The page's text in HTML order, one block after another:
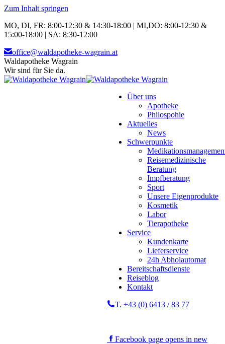
Zum Inhalt springen
MO, DI, FR: 8:00-12:30 & 14:30-18:00 | MI,DO: 8:00-12:30 &
15:00-18:00 | SA: 8:30-12:00
office@waldapotheke-wagrain.at
Waldapotheke Wagrain
Wir sind für Sie da.
Über uns
Apotheke
Philospohie
Aktuelles
News
Schwerpunkte
Reisemedizinische
Beratung
Impfberatung
Sport
Unsere Eigenprodukte
Kosmetik
Labor
Tierapotheke
Service
Kundenkarte
Lieferservice
24h Abholautomat
Bereitschaftsdienste
Reiseblog
Kontakt
T. +43 (0) 6413 / 83 77
Facebook page opens in new